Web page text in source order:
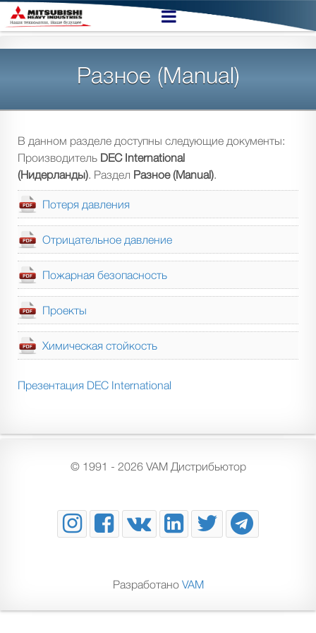
Разное (Manual)
В данном разделе доступны следующие документы:
Производитель DEC International
(Нидерланды). Раздел Разное (Manual).
Потеря давления
Отрицательное давление
Пожарная безопасность
Проекты
Химическая стойкость
Презентация DEC International
© 1991 - 2026 VAM Дистрибьютор
Разработано VAM